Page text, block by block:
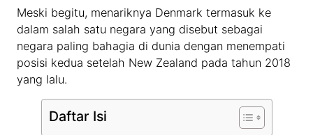
Meski begitu, menariknya Denmark termasuk ke
dalam salah satu negara yang disebut sebagai
negara paling bahagia di dunia dengan menempati
posisi kedua setelah New Zealand pada tahun 2018
yang lalu.
Daftar Isi